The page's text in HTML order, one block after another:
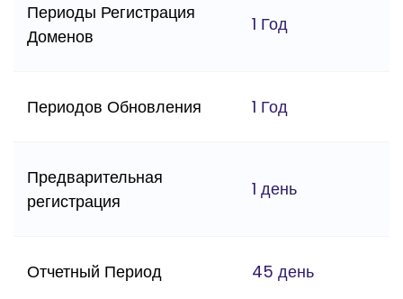
Периоды Регистрация
Доменов
1 Год
Периодов Обновления 1 Год
Предварительная
регистрация
1 день
Отчетный Период 45 день